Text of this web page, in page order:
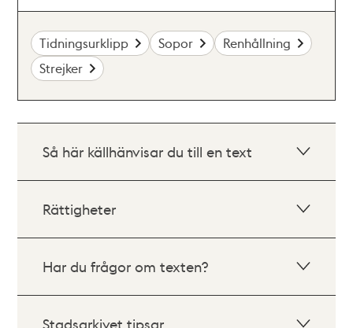
Tidningsurklipp Sopor
Renhållning
Strejker
Så här källhänvisar du till en text
Rättigheter
Har du frågor om texten?
Stadsarkivet tipsar